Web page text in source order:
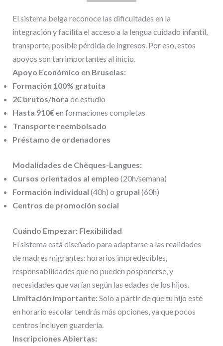
El sistema belga reconoce las dificultades en la
integración y facilita el acceso a la lengua cuidado infantil,
transporte, posible pérdida de ingresos. Por eso, estos
apoyos son tan importantes al inicio.
Apoyo Económico en Bruselas:
Formación 100% gratuita
2€ brutos/hora de estudio
Hasta 910€en formaciones completas
Transporte reembolsado
Préstamo de ordenadores
Modalidades de Chèques-Langues:
Cursos orientados al empleo (20h/semana)
Formación individual (40h) o grupal (60h)
Centros de promoción social
Cuándo Empezar: Flexibilidad
El sistema está diseñado para adaptarse a las realidades
de madres migrantes: horarios impredecibles,
responsabilidades que no pueden posponerse, y
necesidades que varían según las edades de los hijos.
Limitación importante: Solo a partir de que tu hijo esté
en horario escolar tendrás más opciones, ya que pocos
centros incluyen guardería.
Inscripciones Abiertas: